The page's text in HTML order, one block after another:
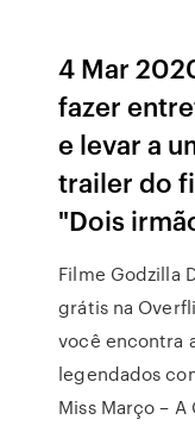
4 Mar
fazer
e levar a
trailer do
"Dois
Filme Godzilla
grátis na
você encontra
legendados
Miss Março –